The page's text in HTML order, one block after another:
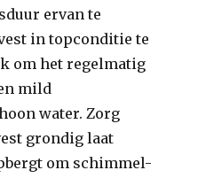
ervan te
in topconditie te
om het regelmatig
mild
water. Zorg
grondig laat
om schimmel-